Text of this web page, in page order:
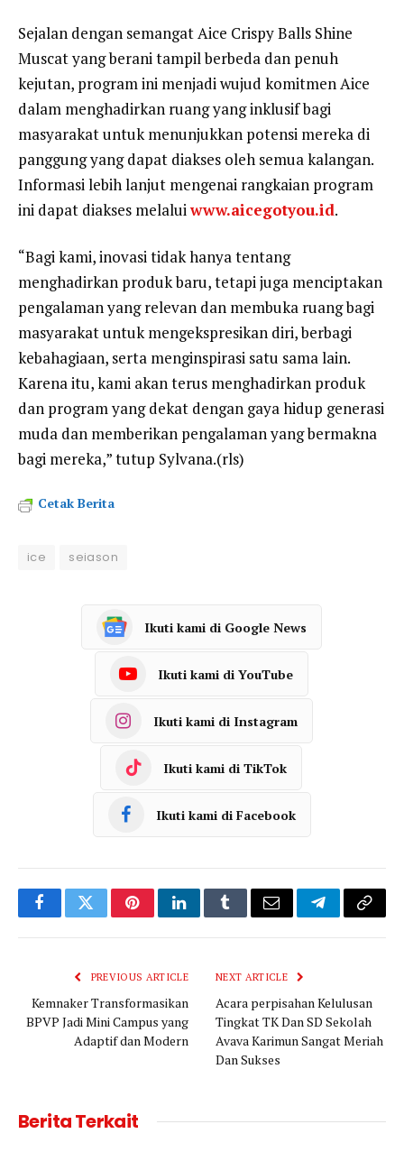
Sejalan dengan semangat Aice Crispy Balls Shine
Muscat yang berani tampil berbeda dan penuh
kejutan, program ini menjadi wujud komitmen Aice
dalam menghadirkan ruang yang inklusif bagi
masyarakat untuk menunjukkan potensi mereka di
panggung yang dapat diakses oleh semua kalangan.
Informasi lebih lanjut mengenai rangkaian program
ini dapat diakses melaluiwww.aicegotyou.id.
“Bagi kami, inovasi tidak hanya tentang
menghadirkan produk baru, tetapi juga menciptakan
pengalaman yang relevan dan membuka ruang bagi
masyarakat untuk mengekspresikan diri, berbagi
kebahagiaan, serta menginspirasi satu sama lain.
Karena itu, kami akan terus menghadirkan produk
dan program yang dekat dengan gaya hidup generasi
muda dan memberikan pengalaman yang bermakna
bagi mereka,” tutup Sylvana.(rls)
Cetak Berita
ice seiason
Ikuti kami di Google News
Ikuti kami di YouTube
Ikuti kami di Instagram
Ikuti kami di TikTok
Ikuti kami di Facebook
FacebookTwitterPinterestLinkedInTumblrEmail TelegramCopy
PREVIOUS ARTICLE
Kemnaker Transformasikan
BPVP Jadi Mini Campus yang
Adaptif dan Modern
NEXT ARTICLE
Acara perpisahan Kelulusan
Tingkat TK Dan SD Sekolah
Avava Karimun Sangat Meriah
Dan Sukses
Berita Terkait